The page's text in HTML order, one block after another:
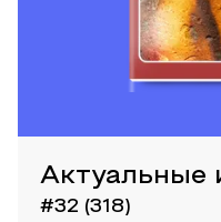
Актуальные
#32 (318)